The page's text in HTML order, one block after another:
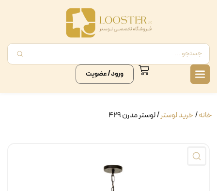
ورود / عضویت
خانه/خرید لوستر/ لوستر مدرن ۴۲۹